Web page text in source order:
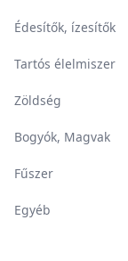
Édesítők, ízesítők
Tartós élelmiszer
Zöldség
Bogyók, Magvak
Fűszer
Egyéb